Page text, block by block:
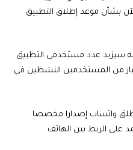
بشأن موعد إطلاق التطبيق
سيزيد عدد مستخدمي التطبيق
من المستخدمين النشطين في
إلى إنه في عام 2015، أطلق واتساب إصدارا مخصصا
على الربط بين الهاتف